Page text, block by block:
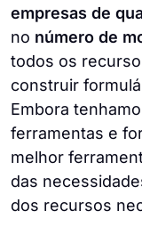
empresas de
no número de
todos os
construir
Embora
ferramentas e
melhor
das
dos recursos